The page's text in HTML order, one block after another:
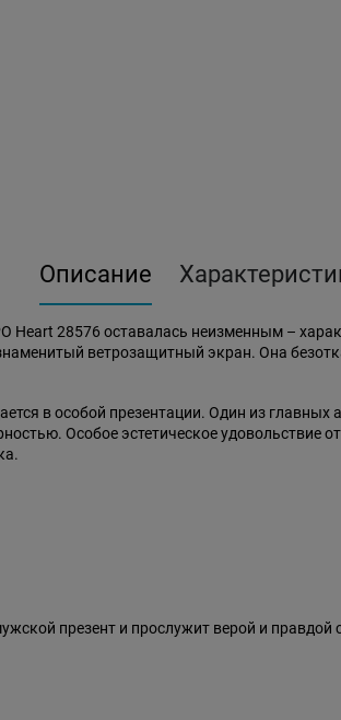
Описание
Heart 28576 оставалась неизменным –
ветрозащитный экран. Она
в особой презентации. Один из
Особое эстетическое
презент и прослужит верой и